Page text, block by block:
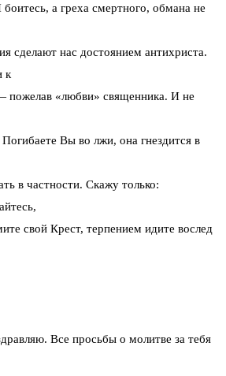
а греха смертного, обмана не
сделают нас достоянием антихриста.
к
пожелав «любви» священника. И не
Погибаете Вы во лжи, она гнездится в
в частности. Скажу только:
свой Крест, терпением идите вослед
Все просьбы о молитве за тебя